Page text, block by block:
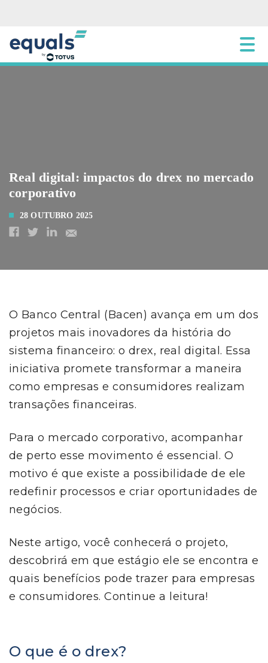
Real digital: impactos do drex no mercado
corporativo
28 OUTUBRO 2025
O Banco Central (Bacen) avança em um dos
projetos mais inovadores da história do
sistema financeiro: o drex, real digital. Essa
iniciativa promete transformar a maneira
como empresas e consumidores realizam
transações financeiras.
Para o mercado corporativo, acompanhar
de perto esse movimento é essencial. O
motivo é que existe a possibilidade de ele
redefinir processos e criar oportunidades de
negócios.
Neste artigo, você conhecerá o projeto,
descobrirá em que estágio ele se encontra e
quais benefícios pode trazer para empresas
e consumidores. Continue a leitura!
O que é o drex?